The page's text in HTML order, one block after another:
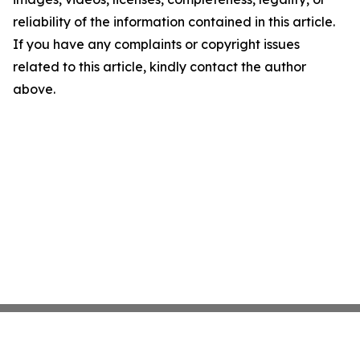
reliability of the information contained in this article.
If you have any complaints or copyright issues
related to this article, kindly contact the author
above.